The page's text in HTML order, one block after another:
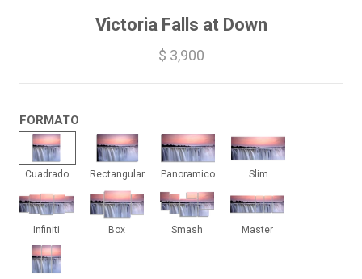
Victoria Falls at Down
$ 3,900
FORMATO
Cuadrado
Cuadrado
Rectangular
Rectangular
Panoramico
Panoramico
Slim
Slim
Infiniti
Infiniti
Box
Box
Smash
Smash
Master
Master
Trip